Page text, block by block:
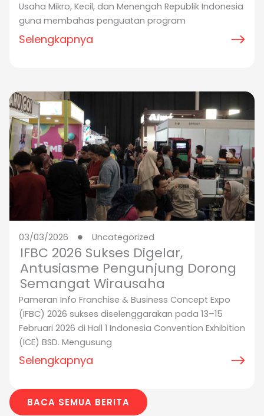
Usaha Mikro, Kecil, dan Menengah Republik Indonesia
guna membahas penguatan program
Selengkapnya
03/03/2026 Uncategorized
IFBC 2026 Sukses Digelar,
Antusiasme Pengunjung Dorong
Semangat Wirausaha
Pameran Info Franchise & Business Concept Expo
(IFBC) 2026 sukses diselenggarakan pada 13–15
Februari 2026 di Hall 1 Indonesia Convention Exhibition
(ICE) BSD. Mengusung
Selengkapnya
BACA SEMUA BERITA